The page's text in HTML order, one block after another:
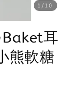
1 /10
耳
熊軟糖